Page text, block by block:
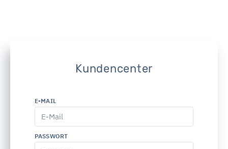
Kundencenter
E-MAIL
PASSWORT